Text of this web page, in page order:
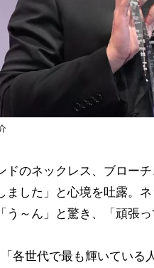
ドのネックレス、ブロー
ました」と心境を吐露。
う～ん」と驚き、「頑張
各世代で最も輝いている